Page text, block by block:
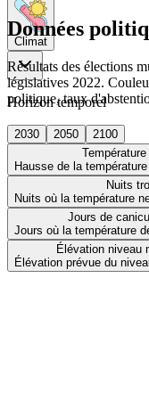
Climat
Horizon temporel
2030 2050
2100
Hausse de la
Nuits
Nuits où la température
Jours de
Jours où la température
Élévation niveau
Élévation prévue du
Données
Résultats des élections
législatives 2022.
politique, taux